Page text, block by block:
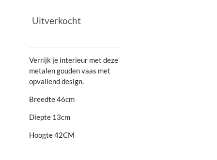
Uitverkocht
Verrijk je interieur met deze
metalen gouden vaas met
opvallend design.
Breedte 46cm
Diepte 13cm
Hoogte 42CM